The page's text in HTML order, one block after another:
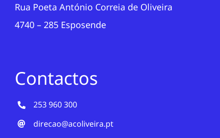
Rua Poeta António Correia de Oliveira
4740 – 285 Esposende
Contactos
253 960 300
direcao@acoliveira.pt